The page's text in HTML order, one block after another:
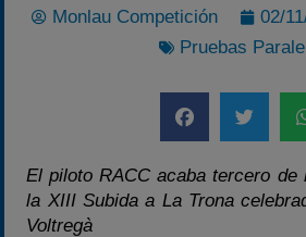
Monlau Competición 02/
Pruebas
El piloto RACC acaba tercero de
la XIII Subida a La Trona
Voltregà